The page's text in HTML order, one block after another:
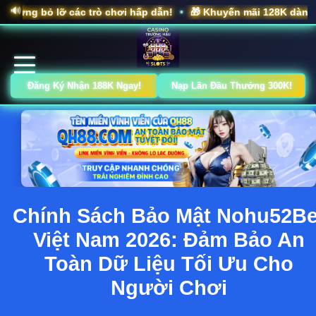
🔊trò chơi hấp dẫn! • 🎁 Khuyến mãi 128K dành cho thành
Đăng Ký Nhận 188K Ngay! Nạp Lần Đầu Thưởng 300K!
Chính Sách Bảo Mật
Việt Nam 2026: Đảm Bảo An
Toàn Dữ Liệu Tối Ưu Cho
Người Chơi